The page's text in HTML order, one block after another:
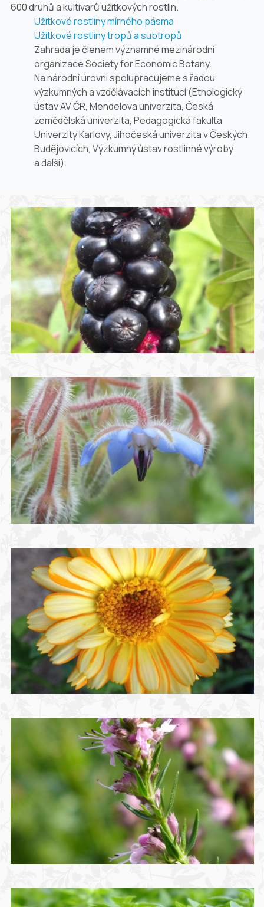
600 druhů a kultivarů užitkových rostlin.
Užitkové rostliny mírného pásma
Užitkové rostliny tropů a subtropů
Zahrada je členem významné mezinárodní
organizace Society for Economic Botany.
Na národní úrovni spolupracujeme s řadou
výzkumných a vzdělávacích institucí (Etnologický
ústav AV ČR, Mendelova univerzita, Česká
zemědělská univerzita, Pedagogická fakulta
Univerzity Karlovy, Jihočeská univerzita v Českých
Budějovicích, Výzkumný ústav rostlinné výroby
a další).